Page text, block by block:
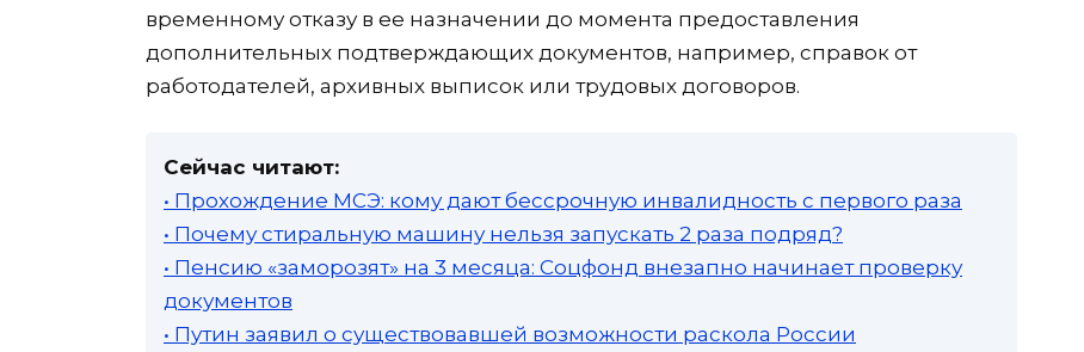
временному отказу в ее назначении до момента предоставления
дополнительных подтверждающих документов, например, справок от
работодателей, архивных выписок или трудовых договоров.
Сейчас читают:
• Прохождение МСЭ: кому дают бессрочную инвалидность с первого раза
• Почему стиральную машину нельзя запускать 2 раза подряд?
• Пенсию «заморозят» на 3 месяца: Соцфонд внезапно начинает проверку
документов
• Путин заявил о существовавшей возможности раскола России